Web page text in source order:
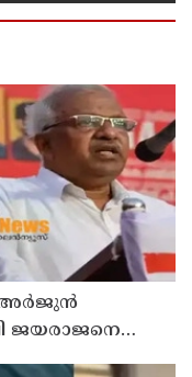
അർജുൻ
ജയരാജനെ